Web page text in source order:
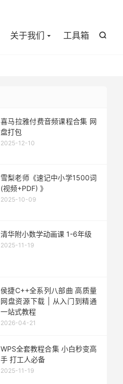

关于我们 工具箱
喜马拉雅付费音频课程合集 网
盘打包
2025-12-10
雪梨老师《速记中小学1500词
(视频+PDF) 》
2025-10-09
清华附小数学动画课 1-6年级
2025-11-19
侯捷C++全系列八部曲 高质量
网盘资源下载 | 从入门到精通
一站式教程
2026-04-21
WPS全套教程合集 小白秒变高
手 打工人必备
2025-11-19